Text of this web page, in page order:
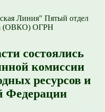
Линия" Пятый отдел
(ОВКО) ОГРН
состоялись
комиссии
ресурсов и
Федерации